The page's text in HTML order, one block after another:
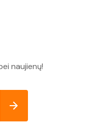
naujienų!